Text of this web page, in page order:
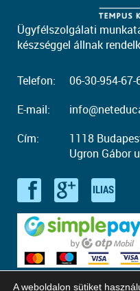
Ügyfélszolgálati
készséggel állnak
Telefon:
06-30-954-67-
E-mail:
Cím:
1118
Ugron Gábor
A weboldalon sütiket